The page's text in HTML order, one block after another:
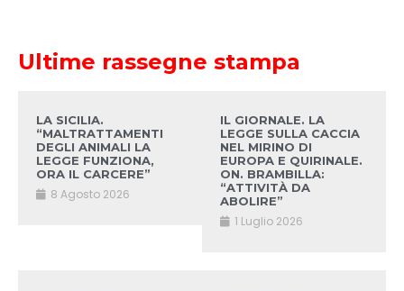
Ultime rassegne stampa
LA SICILIA.
“MALTRATTAMENTI
DEGLI ANIMALI LA
LEGGE FUNZIONA,
ORA IL CARCERE”
8 Agosto 2026
IL GIORNALE. LA
LEGGE SULLA CACCIA
NEL MIRINO DI
EUROPA E QUIRINALE.
ON. BRAMBILLA:
“ATTIVITÀ DA
ABOLIRE”
1 Luglio 2026